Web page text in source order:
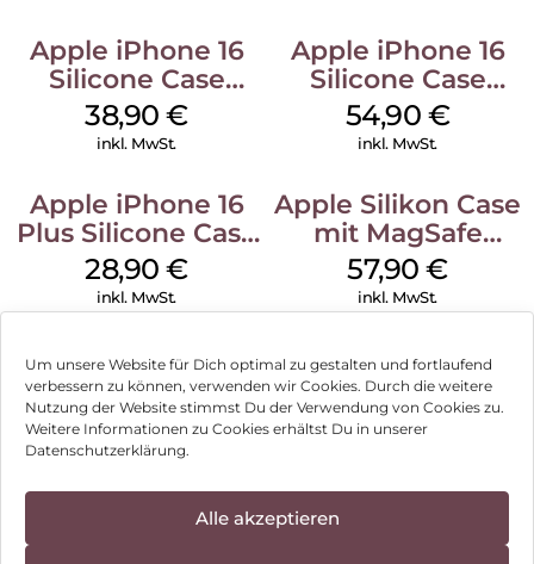
Um unsere Website für Dich optimal zu gestalten und fortlaufend
verbessern zu können, verwenden wir Cookies. Durch die weitere
Nutzung der Website stimmst Du der Verwendung von Cookies zu.
Weitere Informationen zu Cookies erhältst Du in unserer
Datenschutzerklärung.
Alle akzeptieren
Apple iPhone 16
Silicone Case
MagSafe
Ultramarine
38,90€
inkl. MwSt.
Apple iPhone 16
Silicone Case
MagSafe Black
54,90 €
inkl. MwSt.
Apple iPhone 16
Plus Silicone Case
MagSafe Black
28,90€
inkl. MwSt.
Apple Silikon Case
mit MagSafe
iPhone 14 Pro
(PRODUCT)RED
57,90€
inkl. MwSt.
Impressum